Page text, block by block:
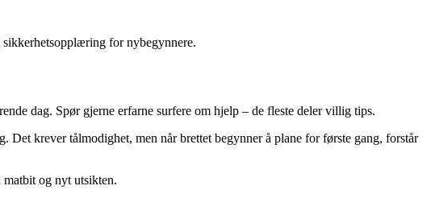
for nybegynnere.
dag. Spør gjerne erfarne surfere om hjelp – de fleste deler villig tips.
krever tålmodighet, men når brettet begynner å plane for første gang, forstår
matbit og nyt utsikten.